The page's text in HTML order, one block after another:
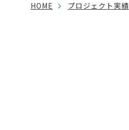
HOME プロジェクト実績